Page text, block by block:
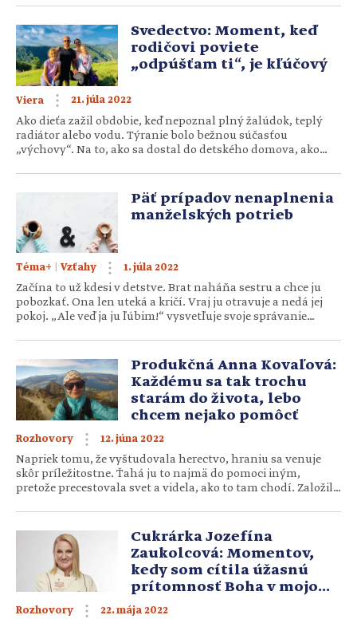
na rôznych kultúrnych, športových či spoločenských
podujatiach. Pomáha zdieľať osudy migrantov, zabezpečuje
kontakty a informácie pre Slovákov, ktorým sa zahraničie
stalo druhým domovom. SCM v Londýne […]
Svedectvo: Moment, keď
rodičovi poviete
„odpúšťam ti“, je kľúčový
Viera 21. júla 2022
Ako dieťa zažil obdobie, keď nepoznal plný žalúdok, teplý
radiátor alebo vodu. Týranie bolo bežnou súčasťou
„výchovy“. Na to, ako sa dostal do detského domova, ako
a rodiny v Necpaloch, spomína Ladislav Adamovič (36). Keď
som mal štyri roky, náš vlastný otec v ťažkom psychickom
stave spáchal samovraždu. Mama […]Päť prípadov nenaplnenia
manželských potrieb
Téma+ Vzťahy 1. júla 2022
Začína to už kdesi v detstve. Brat naháňa sestru a chce ju
pobozkať. Ona len uteká a kričí. Vraj ju otravuje a nedá jej
pokoj. „Ale veď ja ju ľúbim!“ vysvetľuje svoje správanie
vyznať city inak. Poznať toho druhého je veľmi dôležité.
Vtedy si vieme ľahšie naplniť svoje […]Produkčná Anna Kovaľová:
Každému sa tak trochu
starám do života, lebo
chcem nejako pomôcť
Rozhovory 12. júna 2022
Napriek tomu, že vyštudovala herectvo, hraniu sa venuje
skôr príležitostne. Ťahá ju to najmä do pomoci iným,
pretože precestovala svet a videla, ako to tam chodí. Založila
doma na Slovensku a v rodnom meste Prešov. Annu
Kovaľovú (34) ovplyvnil aj život s viacerými súrodencami,
ktorých rodičia vychovávali […]Cukrárka Jozefína
Zaukolcová: Momentov,
kedy som cítila úžasnú
prítomnosť Boha v mojom
živote, bolo veľa
Rozhovory 22. mája 2022